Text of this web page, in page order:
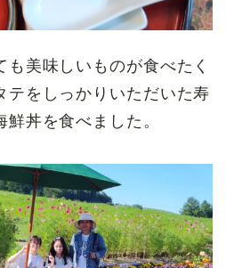
美味しいものが食べたく
テをしっかりいただいた寿
丼を食べました。